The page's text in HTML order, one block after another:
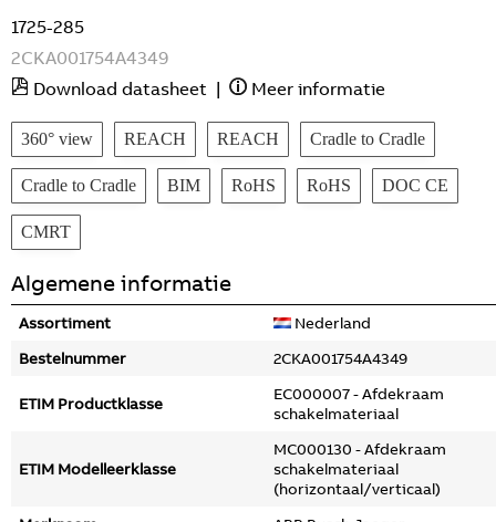
1725-285
2CKA001754A4349
Download datasheet | Meer informatie
360° view REACH REACH Cradle to Cradle
Cradle to Cradle BIM RoHS RoHS DOC CE
CMRT
Algemene informatie
Assortiment
Nederland
Bestelnummer
2CKA001754A4349
ETIM Productklasse
EC000007 - Afdekraam
schakelmateriaal
ETIM Modelleerklasse
MC000130 - Afdekraam
schakelmateriaal
(horizontaal/verticaal)